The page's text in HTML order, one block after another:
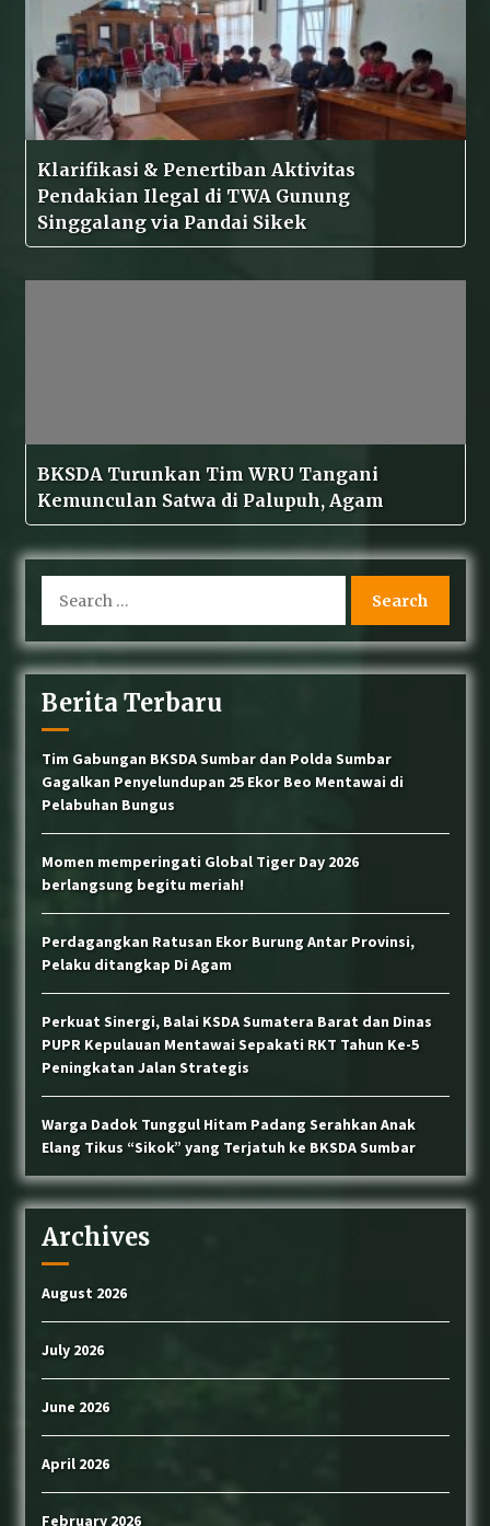
Klarifikasi & Penertiban Aktivitas
Pendakian Ilegal di TWA Gunung
Singgalang via Pandai Sikek
BKSDA Turunkan Tim WRU Tangani
Kemunculan Satwa di Palupuh, Agam
for:
Berita Terbaru
Tim Gabungan BKSDA Sumbar dan Polda Sumbar
Gagalkan Penyelundupan 25 Ekor Beo Mentawai di
Pelabuhan Bungus
Momen memperingati Global Tiger Day 2026
berlangsung begitu meriah!
Perdagangkan Ratusan Ekor Burung Antar Provinsi,
Pelaku ditangkap Di Agam
Perkuat Sinergi, Balai KSDA Sumatera Barat dan Dinas
PUPR Kepulauan Mentawai Sepakati RKT Tahun Ke-5
Peningkatan Jalan Strategis
Warga Dadok Tunggul Hitam Padang Serahkan Anak
Elang Tikus “Sikok” yang Terjatuh ke BKSDA Sumbar
Archives
August 2026
July 2026
June 2026
April 2026
February 2026